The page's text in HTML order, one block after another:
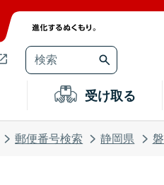
受け取る
郵便番号検索 静岡県